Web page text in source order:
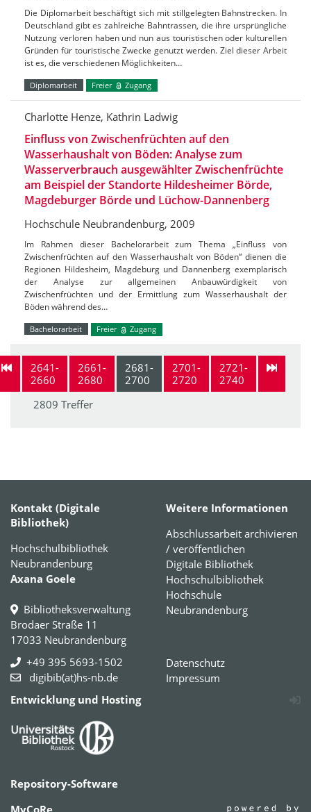
Die Diplomarbeit beschäftigt sich mit stillgelegten Bahnstrecken. In
Deutschland gibt es zahlreiche Bahntrassen, die ihre ursprüngliche
Nutzung verloren haben und nun aus touristischen oder kulturellen
Gründen für touristische Zwecke genutzt werden. Ziel dieser Arbeit
ist es, die verschiedenen Möglichkeiten…
Diplomarbeit Freier Zugang
Charlotte Henze, Kathrin Ladwig
Einfluss von Zwischenfrüchten auf den
Wasserhaushalt von Böden: Analyse zum
Wasserverbrauch ausgewählter Zwischenfrüchte
am Beispiel der Standorte Hildesheimer Börde,
Magdeburger Börde und Lüchow-Dannenberg
Hochschule Neubrandenburg, 2009
Im Rahmen dieser Bachelorarbeit zum Thema „Einfluss von
Zwischenfrüchten auf den Wasserhaushalt von Böden“ dienen die
Regionen Hildesheim, Magdeburg und Dannenberg exemplarisch
der Analyse zur allgemeinen Anbauwürdigkeit von
Zwischenfrüchten und der Ermittlung zum Wasserhaushalt der
Böden während des…
Bachelorarbeit Freier Zugang
2641-
2660
2661-
2680
2681-
2700
2701-
2720
2721-
2740
2809 Treffer
Kontakt (Digitale
Bibliothek)
Hochschulbibliothek
Neubrandenburg
Axana Goele
Bibliotheksverwaltung
Brodaer Straße 11
17033 Neubrandenburg
+49 395 5693-1502
digibib(at)hs-nb.de
Weitere Informationen
Abschlussarbeit archivieren
/ veröffentlichen
Digitale Bibliothek
Hochschulbibliothek
Hochschule
Neubrandenburg
Datenschutz
Impressum
Entwicklung und Hosting
Repository-Software